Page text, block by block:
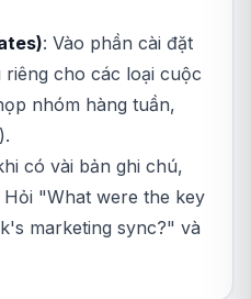
: Vào phần cài đặt
cho các loại cuộc
nhóm hàng tuần,
có vài bản ghi chú,
"What were the key
marketing sync?" và